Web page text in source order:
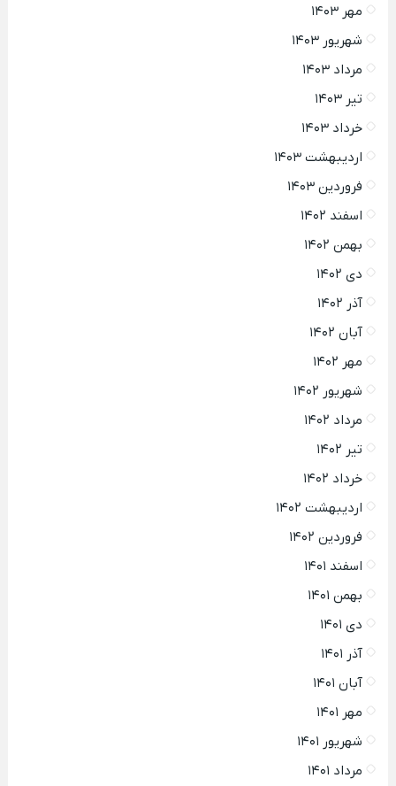
مهر ۱۴۰۳
شهریور ۱۴۰۳
مرداد ۱۴۰۳
تیر ۱۴۰۳
خرداد ۱۴۰۳
اردیبهشت ۱۴۰۳
فروردین ۱۴۰۳
اسفند ۱۴۰۲
بهمن ۱۴۰۲
دی ۱۴۰۲
آذر ۱۴۰۲
آبان ۱۴۰۲
مهر ۱۴۰۲
شهریور ۱۴۰۲
مرداد ۱۴۰۲
تیر ۱۴۰۲
خرداد ۱۴۰۲
اردیبهشت ۱۴۰۲
فروردین ۱۴۰۲
اسفند ۱۴۰۱
بهمن ۱۴۰۱
دی ۱۴۰۱
آذر ۱۴۰۱
آبان ۱۴۰۱
مهر ۱۴۰۱
شهریور ۱۴۰۱
مرداد ۱۴۰۱